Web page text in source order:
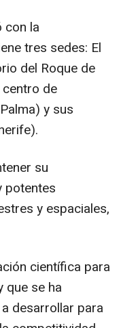
con la
tres sedes: El
del Roque de
de
y sus
su
potentes
y espaciales,
científica para
que se ha
desarrollar para